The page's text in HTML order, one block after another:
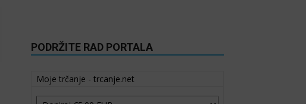
PODRŽITE RAD PORTALA
Moje trčanje - trcanje.net